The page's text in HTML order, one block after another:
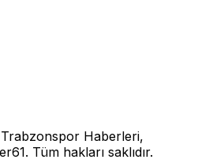
Haberleri,
Tüm hakları saklıdır.